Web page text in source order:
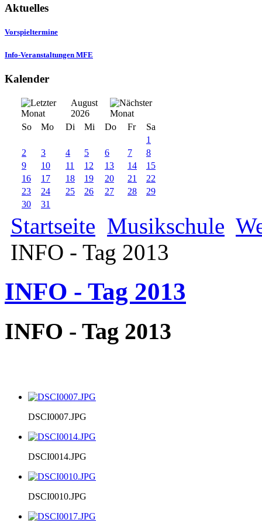
Aktuelles
Vorspieltermine
Info-Veranstaltungen MFE
Kalender
August
2026
So
Mo Di Mi Do Fr
Sa
1
2
3 4 5 6 7
8
9
10 11 12 13 14
15
16
17 18 19 20 21
22
23
24 25 26 27 28
29
30
31
Startseite Musikschule
INFO - Tag 2013
INFO - Tag 2013
INFO - Tag 2013
DSCI0007.JPG
DSCI0014.JPG
DSCI0010.JPG